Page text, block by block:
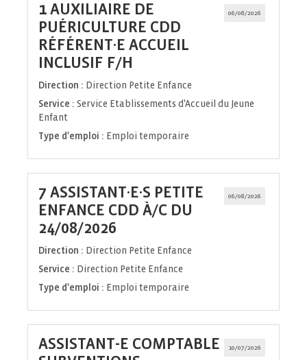
06/08/2026
1 AUXILIAIRE DE
PUÉRICULTURE CDD
RÉFÉRENT·E ACCUEIL
INCLUSIF F/H
fenêtre)
Direction : Direction Petite Enfance
Service : Service Etablissements d'Accueil du Jeune
Enfant
Type d'emploi : Emploi temporaire
06/08/2026
7 ASSISTANT·E·S PETITE
ENFANCE CDD À/C DU
24/08/2026
fenêtre)
Direction : Direction Petite Enfance
Service : Direction Petite Enfance
Type d'emploi : Emploi temporaire
10/07/2026
ASSISTANT-E COMPTABLE